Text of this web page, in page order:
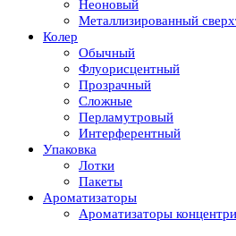
Неоновый
Металлизированный
Колер
Обычный
Флуорисцентный
Прозрачный
Сложные
Перламутровый
Интерферентный
Упаковка
Лотки
Пакеты
Ароматизаторы
Ароматизаторы